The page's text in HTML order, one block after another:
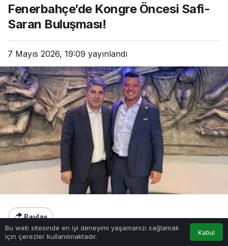
Fenerbahçe’de Kongre Öncesi Safi-
Saran Buluşması!
7 Mayıs 2026, 19:09 yayınlandı
Paylaş
Fenerbahçe başkanlık yarışı için adaylığını koyan
Bu web sitesinde en iyi deneyimi yaşamanızı sağlamak
için çerezler kullanılmaktadır.
Kabul